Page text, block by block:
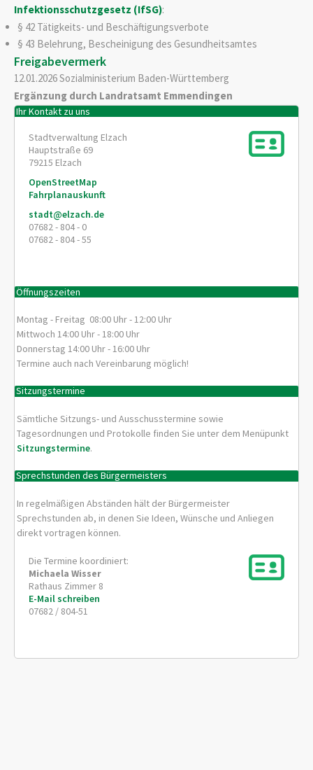
Infektionsschutzgesetz (IfSG):
§ 42 Tätigkeits- und Beschäftigungsverbote
§ 43 Belehrung, Bescheinigung des Gesundheitsamtes
Freigabevermerk
12.01.2026 Sozialministerium Baden-Württemberg
Ergänzung durch Landratsamt Emmendingen
Ihr Kontakt zu uns
Stadtverwaltung Elzach
Hauptstraße 69
79215 Elzach
OpenStreetMap
Fahrplanauskunft
stadt@elzach.de
07682 - 804 - 0
07682 - 804 - 55
Öffnungszeiten
Montag - Freitag 08:00 Uhr - 12:00 Uhr
Mittwoch 14:00 Uhr - 18:00 Uhr
Donnerstag 14:00 Uhr - 16:00 Uhr
Termine auch nach Vereinbarung möglich!
Sitzungstermine
Sämtliche Sitzungs- und Ausschusstermine sowie
Tagesordnungen und Protokolle finden Sie unter dem Menüpunkt
Sitzungstermine.
Sprechstunden des Bürgermeisters
In regelmäßigen Abständen hält der Bürgermeister
Sprechstunden ab, in denen Sie Ideen, Wünsche und Anliegen
direkt vortragen können.
Die Termine koordiniert:
Michaela Wisser
Rathaus Zimmer 8
E-Mail schreiben
07682 / 804-51